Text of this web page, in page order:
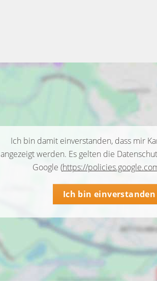
Ich bin damit einverstanden, dass mir
angezeigt werden. Es gelten die
Google (https://
Ich bin einverstanden